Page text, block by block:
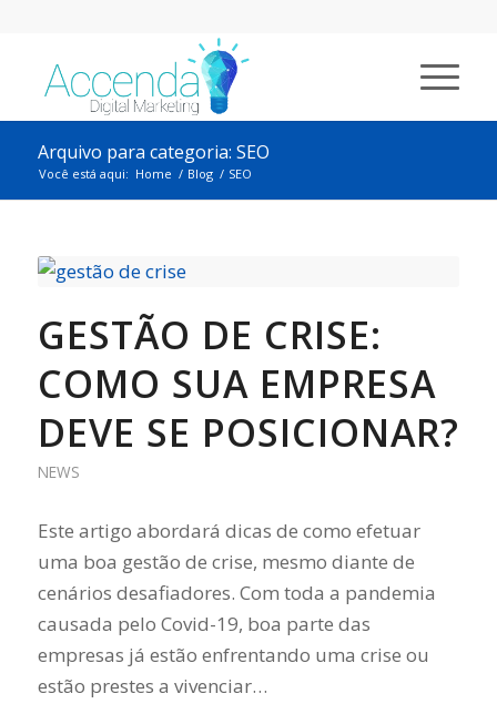
Arquivo para categoria: SEO
Você está aqui: Home / Blog / SEO
GESTÃO DE CRISE:
COMO SUA EMPRESA
DEVE SE POSICIONAR?
NEWS
Este artigo abordará dicas de como efetuar
uma boa gestão de crise, mesmo diante de
cenários desafiadores. Com toda a pandemia
causada pelo Covid-19, boa parte das
empresas já estão enfrentando uma crise ou
estão prestes a vivenciar…